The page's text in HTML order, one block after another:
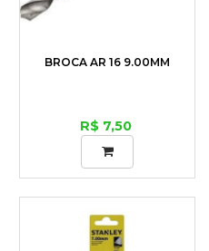
BROCA AR 16 9.00MM
R$ 7,50